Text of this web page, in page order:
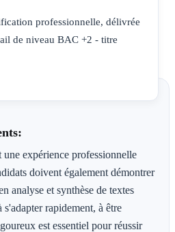
professionnelle, délivrée
de niveau BAC +2 - titre
expérience professionnelle
doivent également démontrer
analyse et synthèse de textes
rapidement, à être
est essentiel pour réussir